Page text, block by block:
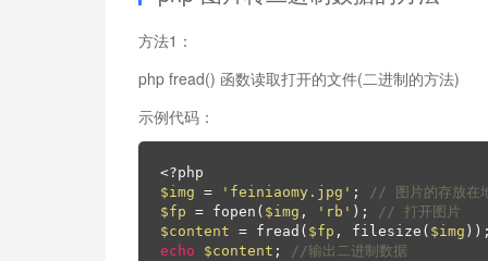
方法1：
php fread() 函数读取打开的文件(二进制的方法)
示例代码：
<?php
$img = 'feiniaomy.jpg' ;
// 图片的存放在
$fp = fopen( $img , 'rb' );
// 打开图片
$content = fread( $fp , filesize( $img
echo
$content ;
//输出二进制数据